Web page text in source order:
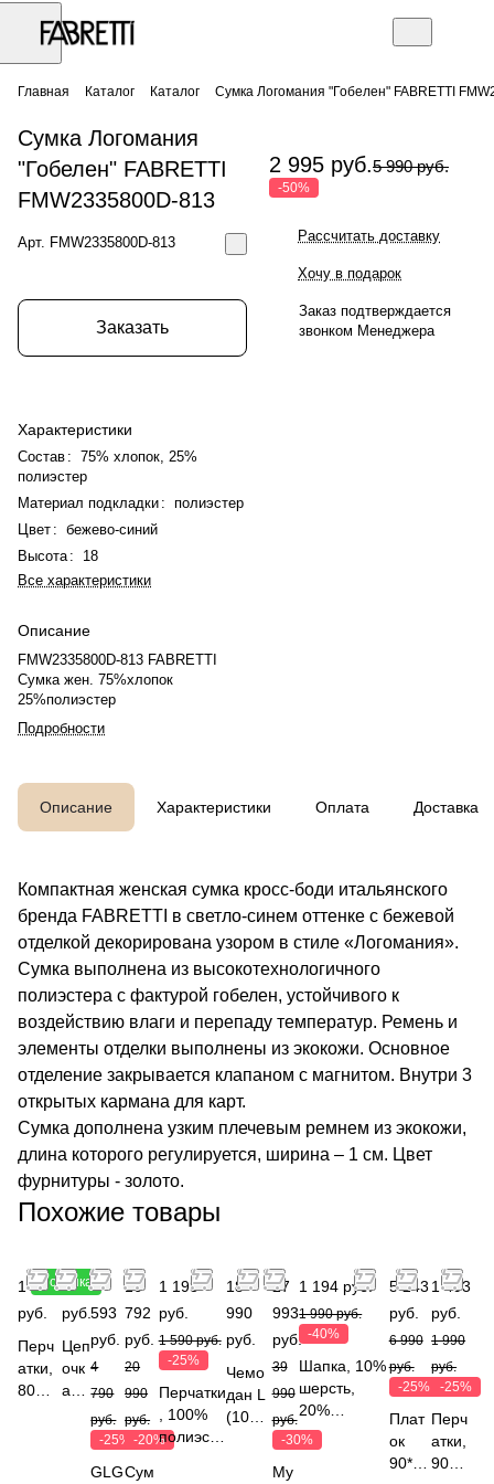
Главная Каталог Каталог Сумка Логомания "Гобелен" FABRETTI
Сумка Логомания
"Гобелен" FABRETTI
FMW2335800D-813
Арт. FMW2335800D-813
Заказать
Характеристики
Состав : 75% хлопок, 25%
полиэстер
Материал подкладки : полиэстер
Цвет : бежево-синий
Высота :
18
Все характеристики
Описание
FMW2335800D-813 FABRETTI
Сумка жен. 75%хлопок
25%полиэстер
Подробности
2 995 руб.5 990 руб.
-50%
Рассчитать доставку
Хочу в подарок
Заказ подтверждается
звонком Менеджера
Описание Характеристики Оплата Доставка
Компактная женская сумка кросс-боди итальянского
бренда FABRETTI в светло-синем оттенке с бежевой
отделкой декорирована узором в стиле «Логомания».
Сумка выполнена из высокотехнологичного
полиэстера с фактурой гобелен, устойчивого к
воздействию влаги и перепаду температур. Ремень и
элементы отделки выполнены из экокожи. Основное
отделение закрывается клапаном с магнитом. Внутри 3
открытых кармана для карт.
Сумка дополнена узким плечевым ремнем из экокожи,
длина которого регулируется, ширина – 1 см. Цвет
фурнитуры - золото.
Похожие товары
Новинка
1 790
руб.
Перч
атки,
80%
690
руб.
Цеп
очк
а
3
593
руб.
4
790
руб.
-25%
GLG
16
792
руб.
20
990
руб.
-20%
Сум
1 193
руб.
1 590 руб.
-25%
Перчатки
, 100%
полиэсте
18
990
руб.
Чемо
дан L
(109л
27
993
руб.
39
990
руб.
-30%
Му
1 194 руб.
1 990 руб.
-40%
Шапка, 10%
шерсть,
20%
вискоза,
40%
5 243
руб.
6 990
руб.
-25%
Плат
ок
90*90
1 493
руб.
1 990
руб.
-25%
Перч
атки,
90%